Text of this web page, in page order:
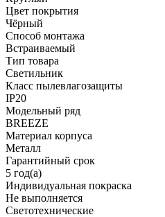
Цвет покрытия
Чёрный
Способ монтажа
Встраиваемый
Тип товара
Светильник
Класс пылевлагозащиты
IP20
Модельный ряд
BREEZE
Материал корпуса
Металл
Гарантийный срок
5 год(а)
Индивидуальная покраска
Не выполняется
Светотехнические